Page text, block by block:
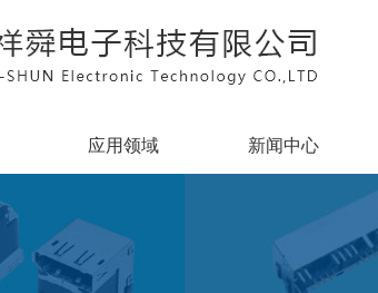
应用领域 新闻中心